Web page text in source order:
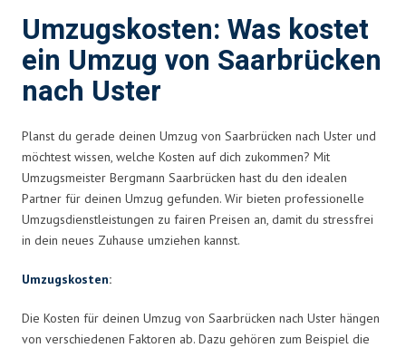
Umzugskosten: Was kostet
ein Umzug von Saarbrücken
nach Uster
Planst du gerade deinen Umzug von Saarbrücken nach Uster und
möchtest wissen, welche Kosten auf dich zukommen? Mit
Umzugsmeister Bergmann Saarbrücken hast du den idealen
Partner für deinen Umzug gefunden. Wir bieten professionelle
Umzugsdienstleistungen zu fairen Preisen an, damit du stressfrei
in dein neues Zuhause umziehen kannst.
Umzugskosten:
Die Kosten für deinen Umzug von Saarbrücken nach Uster hängen
von verschiedenen Faktoren ab. Dazu gehören zum Beispiel die